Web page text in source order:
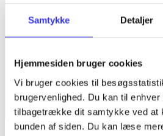
Samtykke Detaljer
Hjemmesiden bruger cookies
Vi bruger cookies til
brugervenlighed. Du kan til
tilbagetrække dit samtykke ved at
bunden af siden. Du kan læse